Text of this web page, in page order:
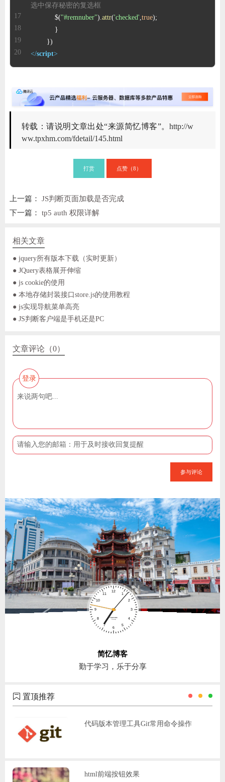
选中保存秘密的复选框
	    $(
"#remnuber").attr('checked',true
</script>
转载：请说明文章出处“来源简忆博客”。http://w
ww.tpxhm.com/fdetail/145.html
打赏 点赞（8 ）
上一篇：JS判断页面加载是否完成
下一篇：tp5 auth 权限详解
相关文章
● jquery所有版本下载（实时更新）
● JQuery表格展开伸缩
● js cookie的使用
● 本地存储封装接口store.js的使用教程
● js实现导航菜单高亮
● JS判断客户端是手机还是PC
文章评论（0）
登录
参与评论
简忆博客
勤于学习，乐于分享
置顶推荐
代码版本管理工具Git常用命令操作
html前端按钮效果